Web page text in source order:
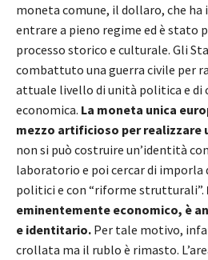
moneta comune, il dollaro, che ha
entrare a pieno regime ed è stato
processo storico e culturale. Gli
combattuto una guerra civile per
attuale livello di unità politica e di
economica. La moneta unica
mezzo artificioso per realizzare
non si può costruire un’identità
laboratorio e poi cercar di imporla
politici e con “riforme strutturali”.
eminentemente economico, è
e identitario. Per tale motivo,
crollata ma il rublo è rimasto.